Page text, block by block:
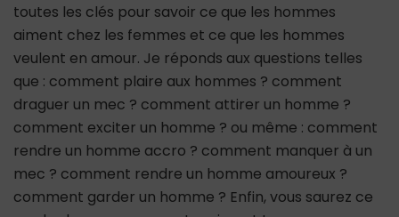
toutes les clés pour savoir ce que les hommes
aiment chez les femmes et ce que les hommes
veulent en amour. Je réponds aux questions telles
que : comment plaire aux hommes ? comment
draguer un mec ? comment attirer un homme ?
comment exciter un homme ? ou même : comment
rendre un homme accro ? comment manquer à un
mec ? comment rendre un homme amoureux ?
comment garder un homme ? Enfin, vous saurez ce